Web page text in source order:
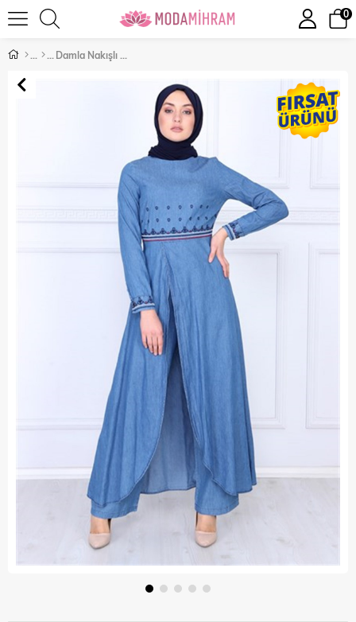
0
Damla Nakışlı Kot Tesettür Kombin Açık Kot 9587-48